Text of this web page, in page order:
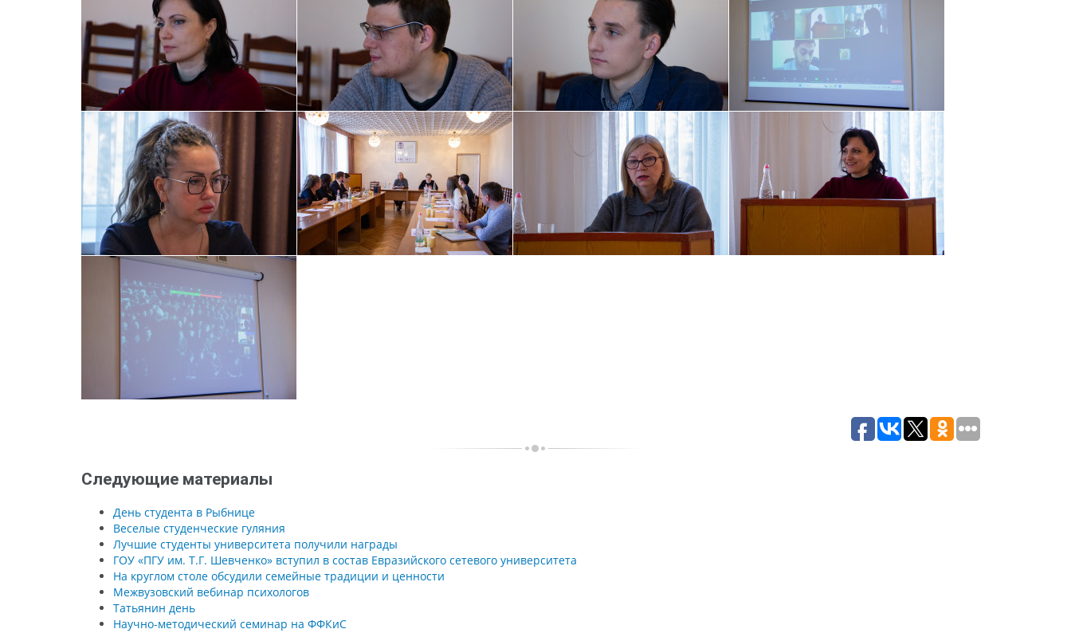
Следующие материалы
День студента в Рыбнице
Веселые студенческие гуляния
Лучшие студенты университета получили награды
ГОУ «ПГУ им. Т.Г. Шевченко» вступил в состав Евразийского сетевого университета
На круглом столе обсудили семейные традиции и ценности
Межвузовский вебинар психологов
Татьянин день
Научно-методический семинар на ФФКиС